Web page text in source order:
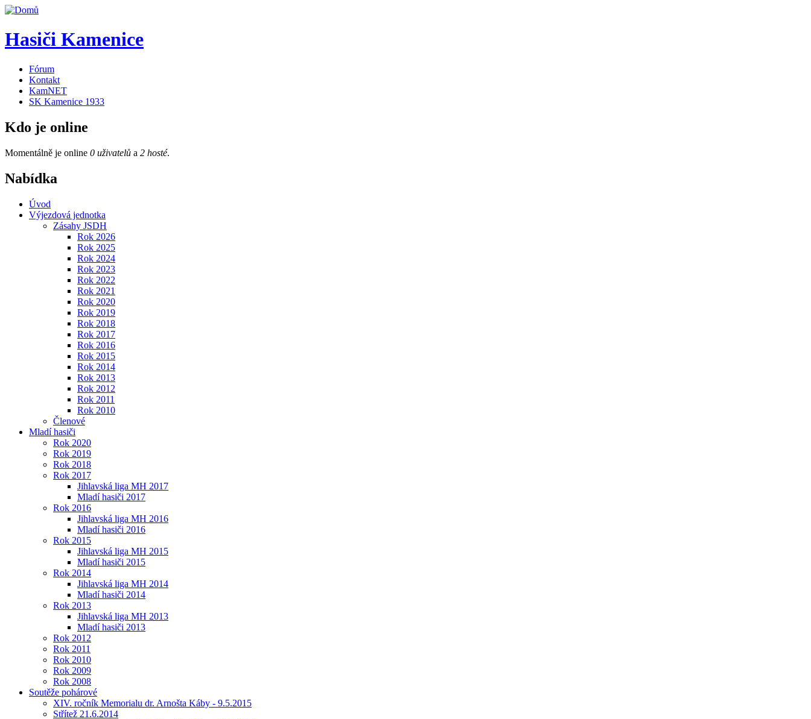
Hasiči Kamenice
Fórum
Kontakt
KamNET
SK Kamenice 1933
Kdo je online
Momentálně je online 0 uživatelů a 2 hosté.
Nabídka
Úvod
Výjezdová jednotka
Zásahy JSDH
Rok 2026
Rok 2025
Rok 2024
Rok 2023
Rok 2022
Rok 2021
Rok 2020
Rok 2019
Rok 2018
Rok 2017
Rok 2016
Rok 2015
Rok 2014
Rok 2013
Rok 2012
Rok 2011
Rok 2010
Členové
Mladí hasiči
Rok 2020
Rok 2019
Rok 2018
Rok 2017
Jihlavská liga MH 2017
Mladí hasiči 2017
Rok 2016
Jihlavská liga MH 2016
Mladí hasiči 2016
Rok 2015
Jihlavská liga MH 2015
Mladí hasiči 2015
Rok 2014
Jihlavská liga MH 2014
Mladí hasiči 2014
Rok 2013
Jihlavská liga MH 2013
Mladí hasiči 2013
Rok 2012
Rok 2011
Rok 2010
Rok 2009
Rok 2008
Soutěže pohárové
XIV. ročník Memorialu dr. Arnošta Káby - 9.5.2015
Střítež 21.6.2014